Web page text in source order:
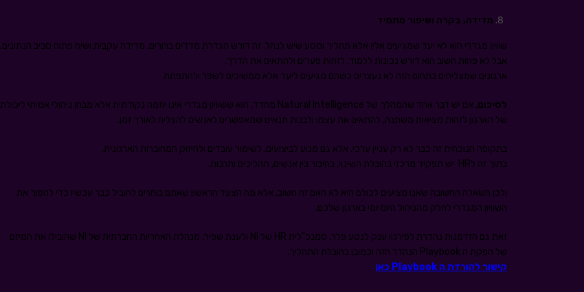
מדידה, בקרה ושיפור מתמיד
שוויון מגדרי הוא לא יעד שמגיעים אליו אלא תהליך ומסע שיש לנהל. זה דורש הגדרת מדדים ברורים, מדידה עקבית ושיח פתוח סביב הנתונים.
אבל לא פחות חשוב הוא דורש נכונות ללמוד, לזהות פערים ולהתאים את הדרך.
ארגונים שמצליחים בתחום הזה לא נעצרים כשהם מגיעים ליעד אלא ממשיכים לשפר ולהתפתח.
לסיכום
, אם יש דבר אחד שהמהלך של Natural Intelligence מחדד, הוא ששוויון מגדרי אינו יוזמה נקודתית אלא מבחן ניהולי אמיתי ליכולת
של הארגון לזהות מציאות משתנה, להתאים את עצמו ולבנות תנאים שמאפשרים לאנשים להצליח לאורך זמן.
בתקופה הנוכחית זה כבר לא רק עניין ערכי, אלא גם מנוע לביצועים, לשימור עובדים ולחיזוק המחוברות הארגונית.
בתוך זה לHR יש תפקיד מרכזי בהובלת השינוי, בחיבור בין אנשים, תהליכים ותרבות.
ולכן השאלה החשובה שאנו מציעים לכולם היא לא האם זה חשוב, אלא מה הצעד הראשון שאתם בוחרים להוביל כבר עכשיו כדי להפוך את
השוויון המגדרי לחלק מהניהול היומיומי בארגון שלכם.
זאת גם הזדמנות נהדרת לפירגון ענק לנטע פלר, סמנכ"לית HR של NI ולענת שפיר, מנהלת האחריות החברתית של NI שהובילו את המיזם
של הפקת ה Playbook הנהדר הזה וכמובן בהובלת התהליך.
קישור להורדת ה Playbook כאן